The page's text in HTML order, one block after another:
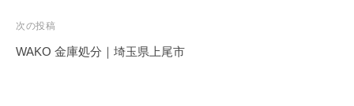
ビ
ゲ
次の投稿
WAKO 金庫処分｜埼玉県上尾市